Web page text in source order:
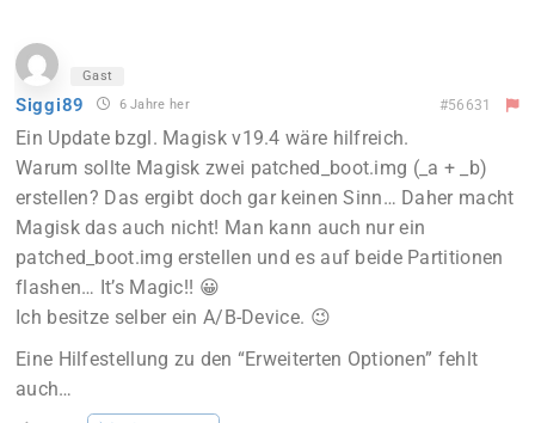
Gast
Siggi89 6 Jahre her #56631
Ein Update bzgl. Magisk v19.4 wäre hilfreich.
Warum sollte Magisk zwei patched_boot.img (_a + _b)
erstellen? Das ergibt doch gar keinen Sinn… Daher macht
Magisk das auch nicht! Man kann auch nur ein
patched_boot.img erstellen und es auf beide Partitionen
flashen… It’s Magic!! 😀
Ich besitze selber ein A/B-Device. 😉
Eine Hilfestellung zu den “Erweiterten Optionen” fehlt
auch…